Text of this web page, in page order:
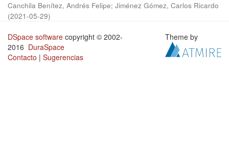
Canchila Benítez, Andrés Felipe; Jiménez Gómez, Carlos Ricardo
(2021-05-29)
DSpace software copyright © 2002-
2016 DuraSpace
Contacto | Sugerencias
Theme by